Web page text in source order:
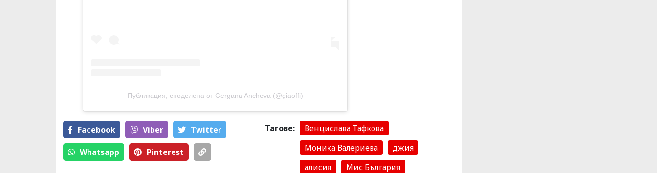
Публикация, споделена от Gergana Ancheva (@giaoffi)
Facebook Viber Тwitter
Whatsapp Pinterest
Тагове:
Венцислава Тафкова
Моника Валериева
джия
алисия
Мис България